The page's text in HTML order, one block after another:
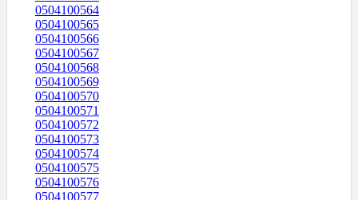
0504100564
0504100565
0504100566
0504100567
0504100568
0504100569
0504100570
0504100571
0504100572
0504100573
0504100574
0504100575
0504100576
0504100577